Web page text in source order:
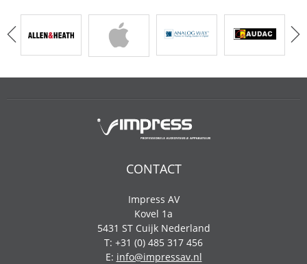
CONTACT
Impress AV
Kovel 1a
5431 ST Cuijk Nederland
T: +31 (0) 485 317 456
E: info@impressav.nl